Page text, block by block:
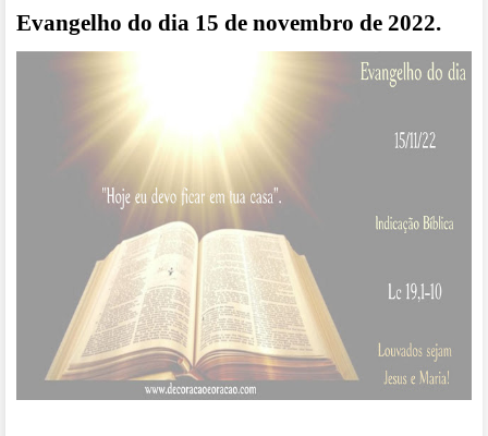
Evangelho do dia 15 de novembro de 2022.